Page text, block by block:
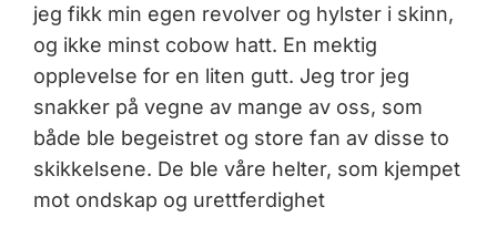
jeg fikk min egen revolver og hylster i skinn,
og ikke minst cobow hatt. En mektig
opplevelse for en liten gutt. Jeg tror jeg
snakker på vegne av mange av oss, som
både ble begeistret og store fan av disse to
skikkelsene. De ble våre helter, som kjempet
mot ondskap og urettferdighet